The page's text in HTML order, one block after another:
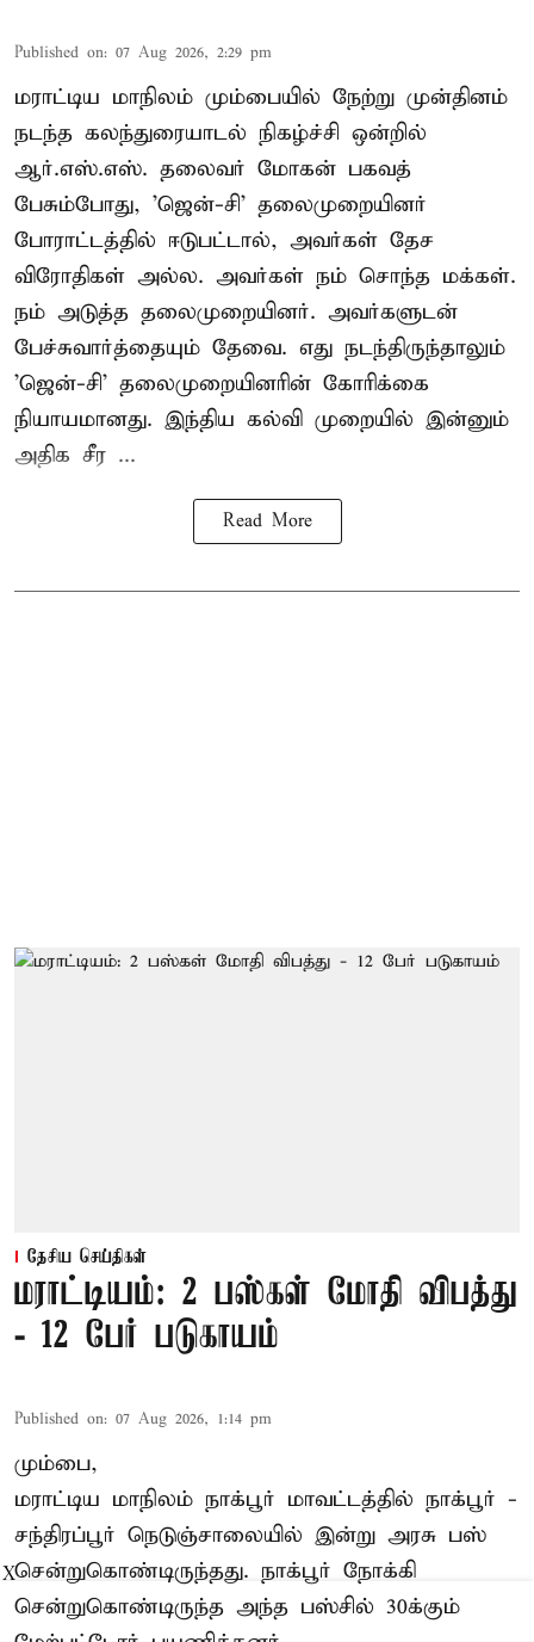
Published on: 07 Aug 2026, 2:29 pm
மராட்டிய மாநிலம் மும்பையில் நேற்று முன்தினம்
நடந்த கலந்துரையாடல் நிகழ்ச்சி ஒன்றில்
ஆர்.எஸ்.எஸ். தலைவர் மோகன் பகவத்
பேசும்போது, 'ஜென்-சி' தலைமுறையினர்
போராட்டத்தில் ஈடுபட்டால், அவர்கள் தேச
விரோதிகள் அல்ல. அவர்கள் நம் சொந்த மக்கள்.
நம் அடுத்த தலைமுறையினர். அவர்களுடன்
பேச்சுவார்த்தையும் தேவை. எது நடந்திருந்தாலும்
'ஜென்-சி' தலைமுறையினரின் கோரிக்கை
நியாயமானது. இந்திய கல்வி முறையில் இன்னும்
அதிக சீர ...
Read More
தேசிய செய்திகள்
மராட்டியம்: 2 பஸ்கள் மோதி விபத்து
- 12 பேர் படுகாயம்
Published on: 07 Aug 2026, 1:14 pm
மும்பை,
மராட்டிய மாநிலம் நாக்பூர் மாவட்டத்தில் நாக்பூர் -
சந்திரப்பூர் நெடுஞ்சாலையில் இன்று அரசு பஸ்
சென்றுகொண்டிருந்தது. நாக்பூர் நோக்கி
சென்றுகொண்டிருந்த அந்த பஸ்சில் 30க்கும்
X